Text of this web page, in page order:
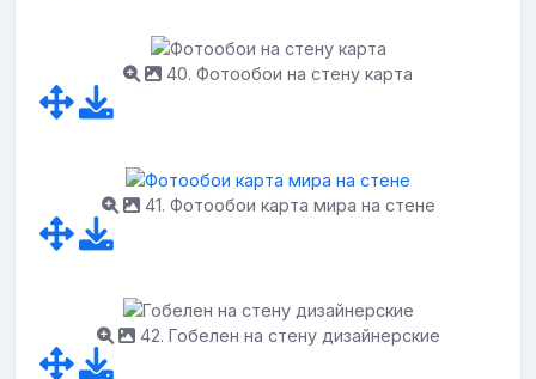
40. Фотообои на стену карта
41. Фотообои карта мира на стене
42. Гобелен на стену дизайнерские